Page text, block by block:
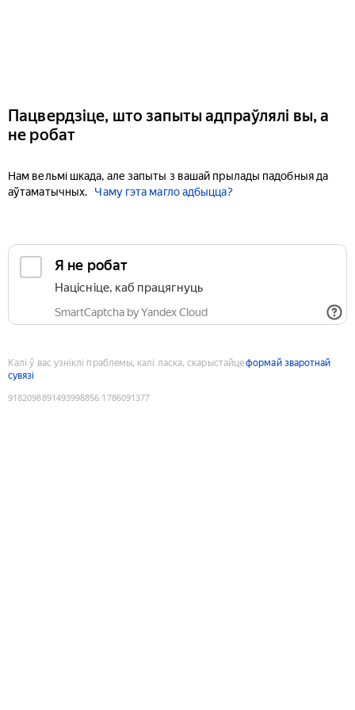
Пацвердзіце, што запыты адпраўлялі вы, а
не робат
Нам вельмі шкада, але запыты з вашай прылады падобныя да
аўтаматычных.
Чаму гэта магло адбыцца?
Я не робат
Націсніце, каб працягнуць
SmartCaptcha by Yandex Cloud
Калі ў вас узніклі праблемы, калі ласка, скарыстайцеформай зваротнай
сувязі
9182098891493998856:1786091377